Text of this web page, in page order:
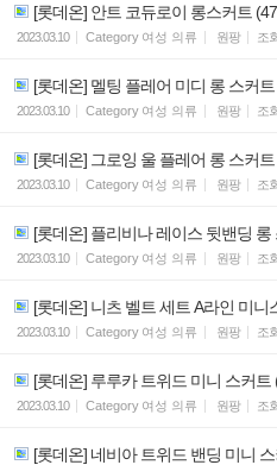
[롯데온] 안트 코듀로이 롱스커트
2023.03.10 Category 여성 의류 원팡 조
[롯데온] 멜팅 플레어 미디 롱 스커
2023.03.10 Category 여성 의류 원팡 조
[롯데온] 그로잉 울 플레어 롱 스커
2023.03.10 Category 여성 의류 원팡 조
[롯데온] 플리비나 레이스 뒷밴딩 롱
2023.03.10 Category 여성 의류 원팡 조
[롯데온] 니츠 벨트 세트 A라인 미니
2023.03.10 Category 여성 의류 원팡 조
[롯데온] 루루카 트위드 미니 스커트
2023.03.10 Category 여성 의류 원팡 조
[롯데온] 네비아 트위드 밴딩 미니